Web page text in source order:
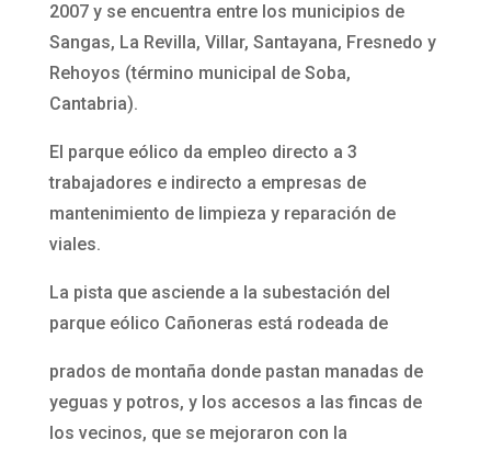
2007 y se encuentra entre los municipios de
Sangas, La Revilla, Villar, Santayana, Fresnedo y
Rehoyos (término municipal de Soba,
Cantabria).
El parque eólico da empleo directo a 3
trabajadores e indirecto a empresas de
mantenimiento de limpieza y reparación de
viales.
La pista que asciende a la subestación del
parque eólico Cañoneras está rodeada de
prados de montaña donde pastan manadas de
yeguas y potros, y los accesos a las fincas de
los vecinos, que se mejoraron con la